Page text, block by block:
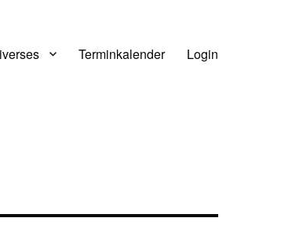
Terminkalender Login